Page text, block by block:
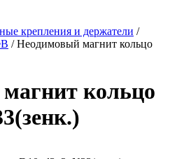
крепления и держатели /
/ Неодимовый магнит кольцо
кольцо